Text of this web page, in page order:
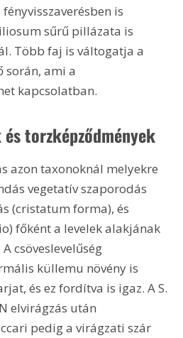
is
sűrű pillázata is
Több faj is váltogatja a
során, ami a
kapcsolatban.
torzképződmények
azon taxonoknál melyekre
vegetatív szaporodás
(cristatum forma), és
főként a levelek alakjának
csöveslevelűség
küllemu növény is
és ez fordítva is igaz. A S.
elvirágzás után
pedig a virágzati szár